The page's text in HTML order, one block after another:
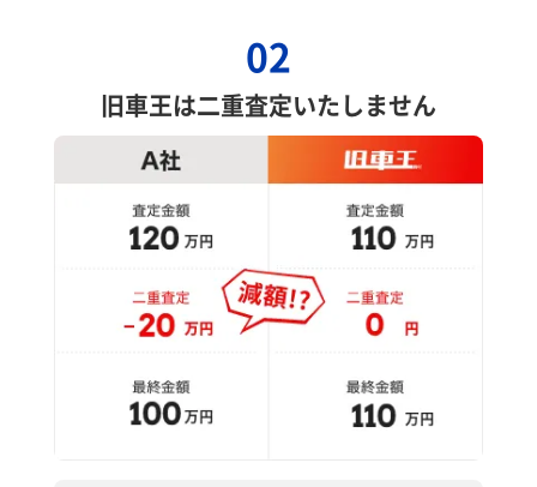
02
旧車王は二重査定いたしません